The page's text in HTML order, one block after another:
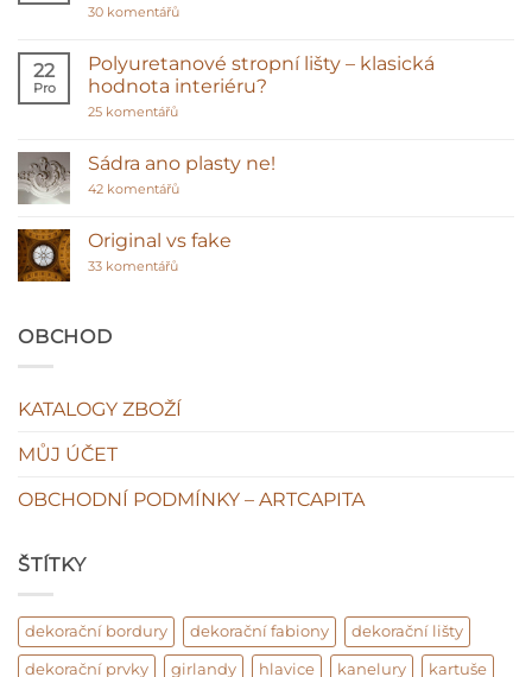
30 komentářůu
názvem
Proč
vybírat
22
Pro
Polyuretanové stropní lišty – klasická
hodnota interiéru?
25 komentářůu
názvem
Polyuretanové
stropní
klasická
hodnota
interiéru?
Sádra ano plasty ne!
42 komentářůu
názvem
Sádra
Original vs fake
33 komentářůu
OBCHOD
KATALOGY ZBOŽÍ
MŮJ ÚČET
OBCHODNÍ PODMÍNKY – ARTCAPITA
ŠTÍTKY
dekorační bordury dekorační fabiony dekorační lišty
dekorační prvky girlandy hlavice kanelury kartuše